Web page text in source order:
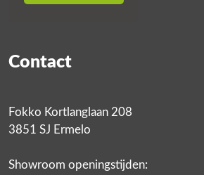
Contact
Fokko Kortlanglaan 208
3851 SJ Ermelo
Showroom openingstijden: